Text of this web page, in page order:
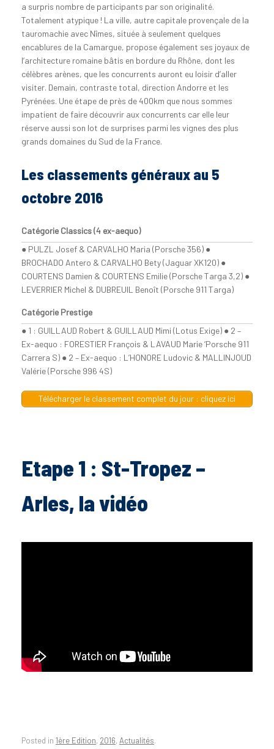
a surpris nombre de participants par son originalité.
Totalement atypique ! La ville, autre capitale provençale de la
tauromachie avec Nîmes, située à seulement quelques
encablures de la Camargue, propose également ses joyaux de
l’architecture romaine bâtis en bordure du Rhône, dont les
célèbres arènes, que les concurrents auront eu loisir d’aller
visiter. Demain, contraste total, direction Andorre et les
Pyrénées. Une étape de près de 400km que nous sommes
impatient de faire découvrir aux concurrents car elle leur
réserve aussi son lot de surprises parmi les vignes des plus
grands domaines du Sud de la France.
Les classements généraux au 5
octobre 2016
Catégorie Classics (4 ex-aequo)
● PULZL Josef & CARVALHO Maria (Porsche 356) ●
BROCHADO Antero & CARVALHO Bety (Jaguar XK120) ●
COURTENS Damien & COURTENS Emilie (Porsche Targa 3,2) ●
LEVERRIER Michel & DUBREUIL Benoît (Porsche 911 Targa)
Catégorie Prestige
● 1 : GUILLAUD Robert & GUILLAUD Mimi (Lotus Exige) ● 2 –
Ex-aequo : FORESTIER François & LAVAUD Marie ‘Porsche 911
Carrera S) ● 2 – Ex-aequo : L’HONORE Ludovic & MALLINJOUD
Valérie (Porsche 996 4S)
Télécharger le classement complet du jour : cliquez ici
Etape 1 : St-Tropez –
Arles, la vidéo
Posted in 1ère Edition, 2016, Actualités.